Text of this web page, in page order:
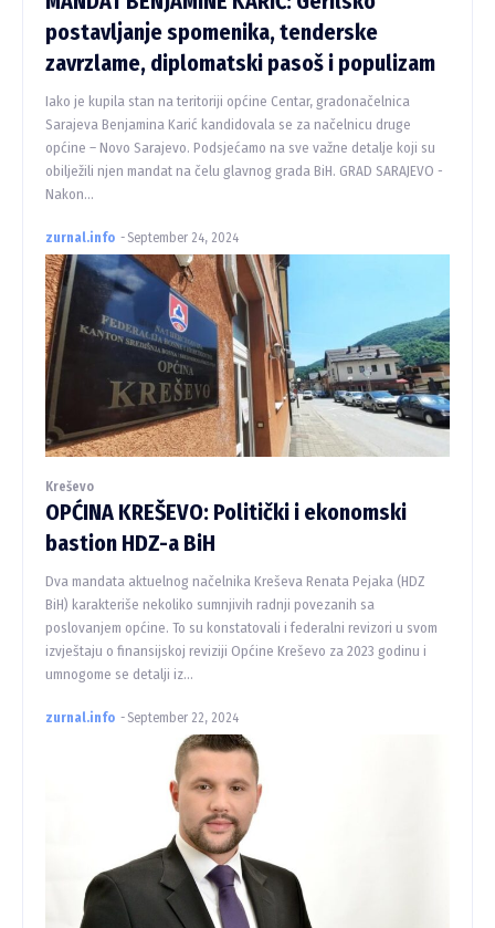
postavljanje spomenika, tenderske
zavrzlame, diplomatski pasoš i populizam
Iako je kupila stan na teritoriji općine Centar, gradonačelnica
Sarajeva Benjamina Karić kandidovala se za načelnicu druge
općine – Novo Sarajevo. Podsjećamo na sve važne detalje koji su
obilježili njen mandat na čelu glavnog grada BiH. GRAD SARAJEVO -
Nakon...
zurnal.info - September 24, 2024
Kreševo
OPĆINA KREŠEVO: Politički i ekonomski
bastion HDZ-a BiH
Dva mandata aktuelnog načelnika Kreševa Renata Pejaka (HDZ
BiH) karakteriše nekoliko sumnjivih radnji povezanih sa
poslovanjem općine. To su konstatovali i federalni revizori u svom
izvještaju o finansijskoj reviziji Općine Kreševo za 2023 godinu i
umnogome se detalji iz...
zurnal.info - September 22, 2024